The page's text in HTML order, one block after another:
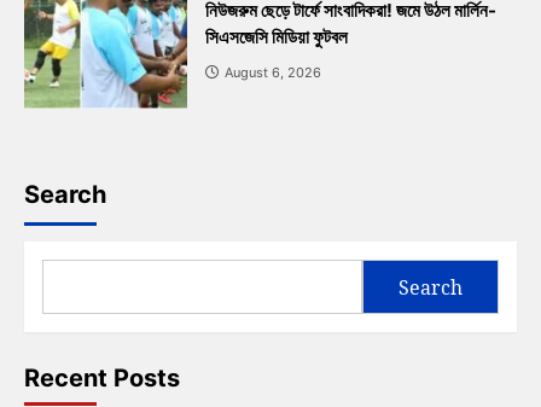
নিউজরুম ছেড়ে টার্ফে সাংবাদিকরা! জমে উঠল মার্লিন-
সিএসজেসি মিডিয়া ফুটবল
August 6, 2026
Search
Search
Recent Posts